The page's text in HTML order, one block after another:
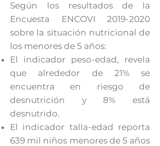
Según los resultados de la
Encuesta ENCOVI 2019-2020
sobre la situación nutricional de
los menores de 5 años:
El indicador peso-edad, revela
que alrededor de 21% se
encuentra en riesgo de
desnutrición y 8% está
desnutrido.
El indicador talla-edad reporta
639 mil niños menores de 5 años